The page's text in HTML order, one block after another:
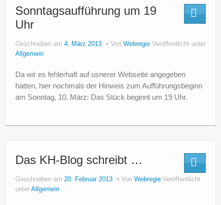
Sonntagsaufführung um 19
Uhr
Geschrieben am 4. März 2013 Von Webregie Veröffentlicht unter
Allgemein
Da wir es fehlerhaft auf usnerer Webseite angegeben
hatten, hier nochmals der Hinweis zum Aufführungsbeginn
am Sonntag, 10. März: Das Stück beginnt um 19 Uhr.
Das KH-Blog schreibt …
Geschrieben am 20. Februar 2013 Von Webregie Veröffentlicht
unter Allgemein